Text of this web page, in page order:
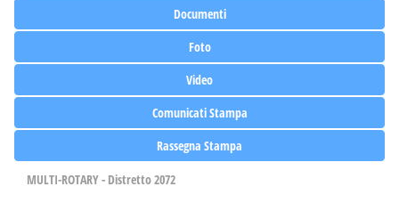
Documenti
Foto
Video
Comunicati Stampa
Rassegna Stampa
MULTI-ROTARY - Distretto 2072